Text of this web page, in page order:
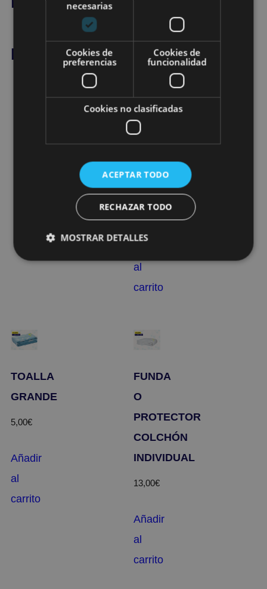
Productos relacionados
JUEGO
DE
SÁBANAS
INDIVIDUAL
17,00€
al
carrito
TOALLA
GRANDE
5,00€
Añadir
al
carrito
FUNDA
O
PROTECTOR
COLCHÓN
INDIVIDUAL
13,00€
Añadir
al
carrito
necesarias
Cookies de
preferencias
Cookies de
funcionalidad
Cookies no clasificadas
ACEPTAR TODO
RECHAZAR TODO
MOSTRAR DETALLES